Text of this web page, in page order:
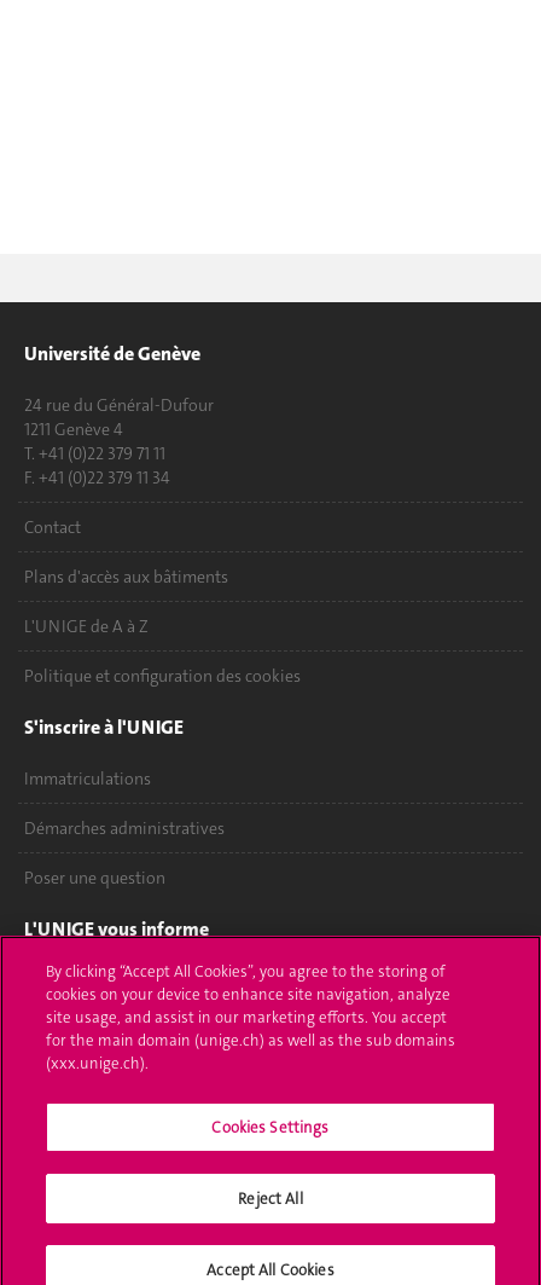
Université de Genève
24 rue du Général-Dufour
1211 Genève 4
T. +41 (0)22 379 71 11
F. +41 (0)22 379 11 34
Contact
Plans d'accès aux bâtiments
L'UNIGE de A à Z
Politique et configuration des cookies
S'inscrire à l'UNIGE
Immatriculations
Démarches administratives
Poser une question
L'UNIGE vous informe
UNIGE Mobile
Médias
Offres d'emploi
Calendrier académique
Médias sociaux UNIGE
By clicking “Accept All Cookies”, you agree to the storing of
cookies on your device to enhance site navigation, analyze
site usage, and assist in our marketing efforts. You accept
for the main domain (unige.ch) as well as the sub domains
(xxx.unige.ch).
Cookies Settings
Reject All
Accept All Cookies